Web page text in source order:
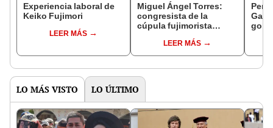
Experiencia laboral de
Keiko Fujimori
LEER MÁS
Miguel Ángel Torres:
congresista de la
cúpula fujimorista
del SenadoLEER MÁS
LO MÁS VISTO LO ÚLTIMO